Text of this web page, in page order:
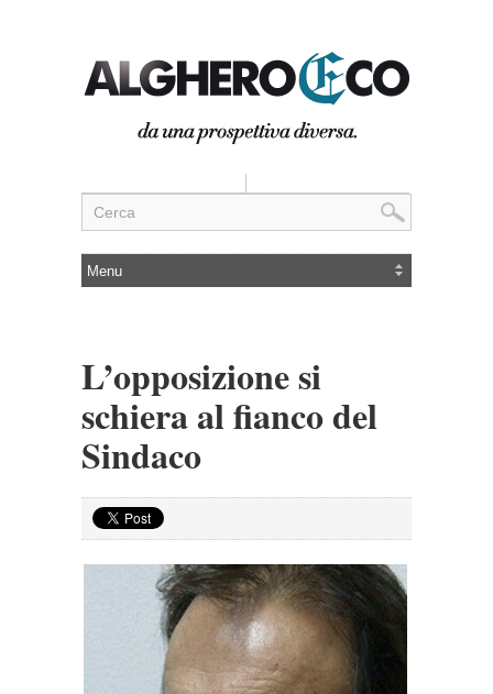
L’opposizione si
schiera al fianco del
Sindaco